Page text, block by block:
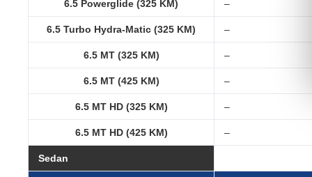
6.5 Powerglide (325 KM) –
6.5 Turbo Hydra-Matic (325 KM) –
6.5 MT (325 KM) –
6.5 MT (425 KM) –
6.5 MT HD (325 KM) –
6.5 MT HD (425 KM) –
Sedan